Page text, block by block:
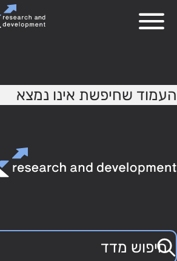
העמוד שחיפשת אינו נמצא